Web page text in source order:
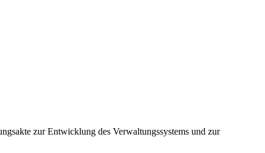
zur Entwicklung des Verwaltungssystems und zur